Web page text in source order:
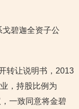
碧迦全资子公
转让说明书，2013
，持股比例为
一致同意将金碧